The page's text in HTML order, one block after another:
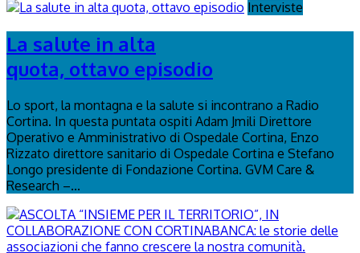
Interviste
La salute in alta
quota, ottavo episodio
Lo sport, la montagna e la salute si incontrano a Radio
Cortina. In questa puntata ospiti Adam Jmili Direttore
Operativo e Amministrativo di Ospedale Cortina, Enzo
Rizzato direttore sanitario di Ospedale Cortina e Stefano
Longo presidente di Fondazione Cortina. GVM Care &
Research –...